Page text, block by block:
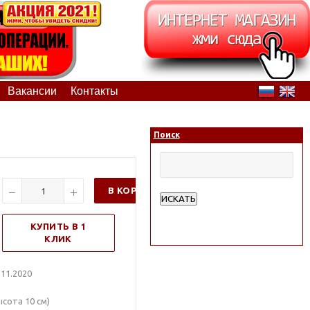
Вакансии Контакты
В КОРЗИНУ
КУПИТЬ В 1
КЛИК
10 см)
Поиск
ИСКАТЬ